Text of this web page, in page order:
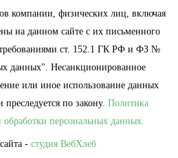
компании, физических лиц, включая
на данном сайте с их письменного
требованиями ст. 152.1 ГК РФ и ФЗ №
данных". Несанкционированное
или иное использование данных
по закону. Политика
персональных данных.
- студия ВебХлеб